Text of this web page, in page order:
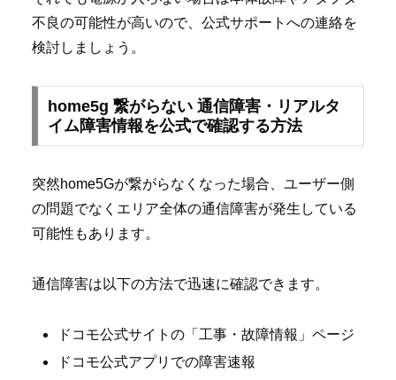
不良の可能性が高いので、公式サポートへの連絡を
検討しましょう。
home5g 繋がらない 通信障害・リアルタ
イム障害情報を公式で確認する方法
突然home5Gが繋がらなくなった場合、ユーザー側
の問題でなくエリア全体の通信障害が発生している
可能性もあります。
通信障害は以下の方法で迅速に確認できます。
ドコモ公式サイトの「工事・故障情報」ページ
ドコモ公式アプリでの障害速報